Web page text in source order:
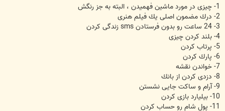
ت 1- چیزی در مورد ماشین فهمیدن ، البته به جز رنگش
2- درك مضمون اصلی یك فیلم هنری
3- 24 ساعت رو بدون فرستادن sms زندگی كردن
4- بلند كردن چیزی
5- پرتاب كردن
6- پارك كردن
7- خواندن نقشه
8- دزدی كردن از بانك
9- آرام و ساكت جایی نشستن
10- بیلیارد بازی كردن
11- پول شام رو حساب كردن